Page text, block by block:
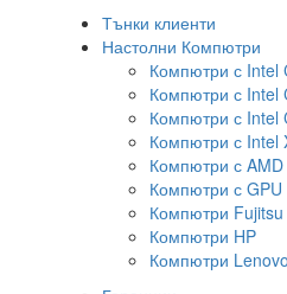
Тънки клиенти
Настолни Компютри
Компютри с Intel
Компютри с Intel
Компютри с Intel
Компютри с Intel
Компютри с
Компютри с
Компютри Fujitsu
Компютри HP
Компютри Lenovo